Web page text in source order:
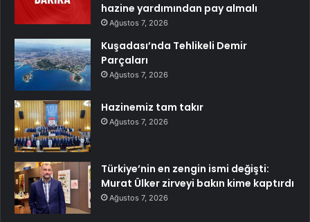
hazine yardımından pay almalı
Ağustos 7, 2026
Kuşadası’nda Tehlikeli Demir
Parçaları
Ağustos 7, 2026
Hazinemiz tam takır
Ağustos 7, 2026
Türkiye’nin en zengin ismi değişti:
Murat Ülker zirveyi bakın kime kaptırdı
Ağustos 7, 2026